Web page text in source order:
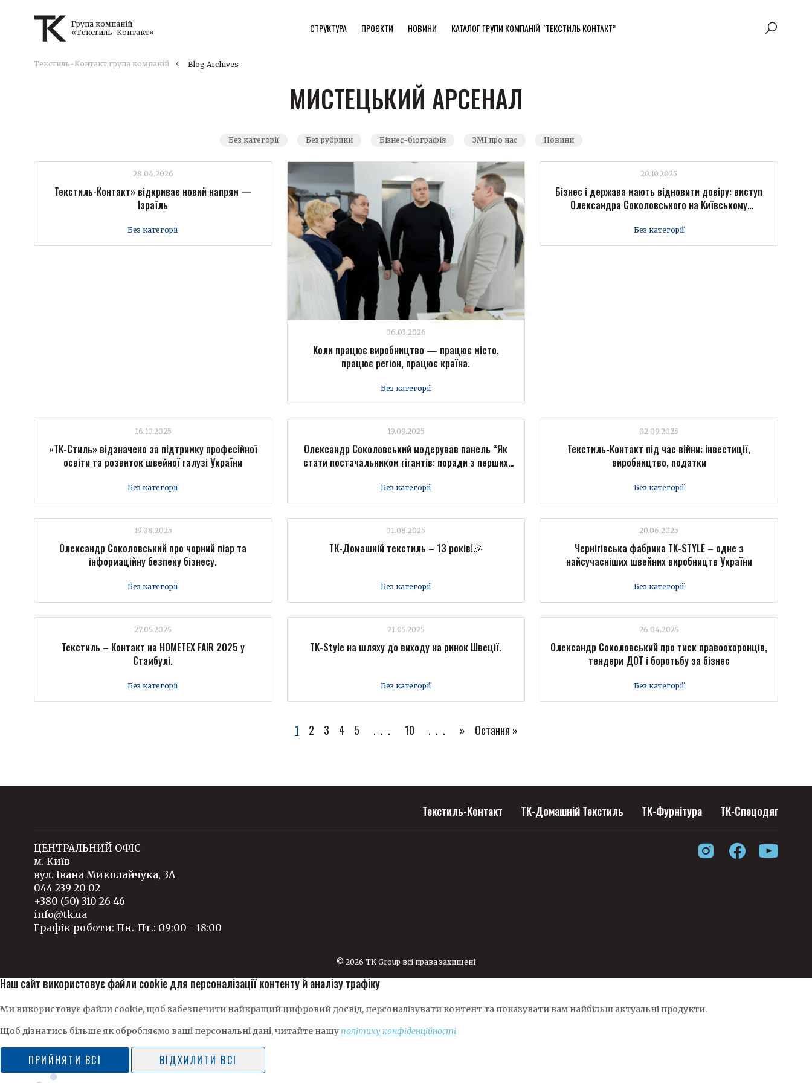
Група компаній
«Текстиль-Контакт»
СТРУКТУРА ПРОЄКТИ НОВИНИ КАТАЛОГ ГРУПИ КОМПАНІЙ “ТЕКСТИЛЬ КОНТАКТ”
Текстиль-Контакт група компаній Blog Archives
МИСТЕЦЬКИЙ АРСЕНАЛ
Без категорії Без рубрики Бізнес-біографія ЗМІ про нас Новини
28.04.2026
Текстиль-Контакт» відкриває новий напрям —
Ізраїль
Без категорії
06.03.2026
Коли працює виробництво — працює місто,
працює регіон, працює країна.
Без категорії
20.10.2025
Бізнес і держава мають відновити довіру: виступ
Олександра Соколовського на Київському
Без категорії
16.10.2025
«ТК-Стиль» відзначено за підтримку професійної
освіти та розвиток швейної галузі України
Без категорії
19.09.2025
Олександр Соколовський модерував панель “Як
стати постачальником гігантів: поради з перших
Без категорії
02.09.2025
Текстиль-Контакт під час війни: інвестиції,
виробництво, податки
Без категорії
19.08.2025
Олександр Соколовський про чорний піар та
інформаційну безпеку бізнесу.
Без категорії
01.08.2025
ТК-Домашній текстиль – 13 років!🎉
Без категорії
20.06.2025
Чернігівська фабрика TK-STYLE – одне з
найсучасніших швейних виробництв України
Без категорії
27.05.2025
Текстиль – Контакт на HOMETEX FAIR 2025 у
Стамбулі.
Без категорії
21.05.2025
TK-Style на шляху до виходу на ринок Швеції.
Без категорії
26.04.2025
Олександр Соколовський про тиск правоохоронців,
тендери ДОТ і боротьбу за бізнес
Без категорії
1 2 3 4 5 ... 10 ... » Остання »
Текстиль-Контакт ТК-Домашній Текстиль ТК-Фурнітура ТК-Спецодяг
ЦЕНТРАЛЬНИЙ ОФІС
м. Київ
вул. Івана Миколайчука, 3А
044 239 20 02
+380 (50) 310 26 46
info@tk.ua
Графік роботи: Пн.-Пт.: 09:00 - 18:00
© 2026 TK Group всі права захищені
Наш сайт використовує файли cookie для персоналізації контенту й аналізу трафіку
Ми використовує файли cookie, щоб забезпечити найкращий цифровий досвід, персоналізувати контент та показувати вам найбільш актуальні продукти.
Щоб дізнатись більше як обробляємо ваші персональні дані, читайте нашуполітику конфіденційності
ПРИЙНЯТИ ВСІ ВІДХИЛИТИ ВСІ